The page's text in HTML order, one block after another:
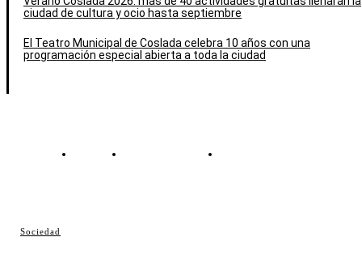
Sociedad
ciudad de cultura y ocio hasta septiembre
El Teatro Municipal de Coslada celebra 10 años con una
programación especial abierta a toda la ciudad
Contacto Política de cookies